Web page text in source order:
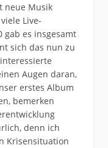
neue Musik
Live-
gab es insgesamt
sich das nun zu
Augen daran,
erstes Album
bemerken
denn ich
Krisensituation